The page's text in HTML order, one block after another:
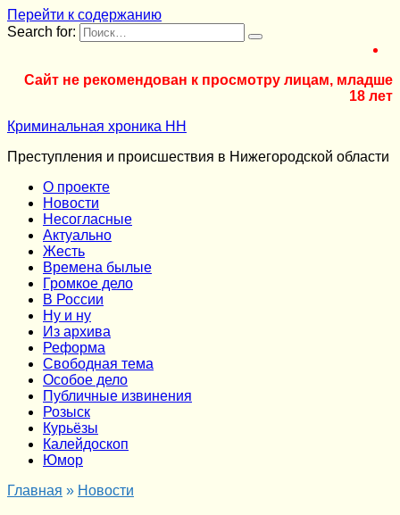
Перейти к содержанию
Search for:
Сайт не рекомендован к просмотру лицам, младше
18 лет
Криминальная хроника НН
Преступления и происшествия в Нижегородской области
О проекте
Новости
Несогласные
Актуально
Жесть
Времена былые
Громкое дело
В России
Ну и ну
Из архива
Реформа
Cвободная тема
Особое дело
Публичные извинения
Розыск
Курьёзы
Калейдоскоп
Юмор
Главная » Новости